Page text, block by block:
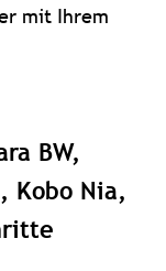
mit Ihrem
BW,
Kobo Nia,